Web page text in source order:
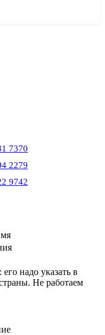
7370
2279
9742
надо указать в
Не работаем